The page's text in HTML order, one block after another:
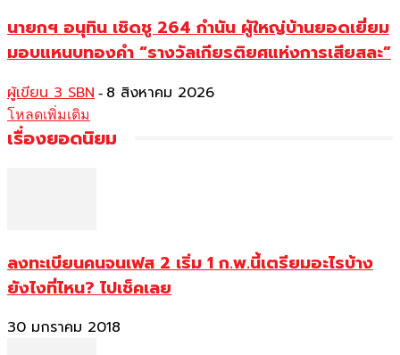
นายกฯ อนุทิน เชิดชู 264 กำนัน ผู้ใหญ่บ้านยอดเยี่ยม
มอบแหนบทองคำ “รางวัลเกียรติยศแห่งการเสียสละ”
ผู้เขียน 3 SBN - 8 สิงหาคม 2026
โหลดเพิ่มเติม
เรื่องยอดนิยม
ลงทะเบียนคนจนเฟส 2 เริ่ม 1 ก.พ.นี้เตรียมอะไรบ้าง
ยังไงที่ไหน? ไปเช็คเลย
30 มกราคม 2018